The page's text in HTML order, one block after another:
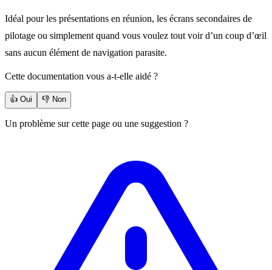
Idéal pour les présentations en réunion, les écrans secondaires de
pilotage ou simplement quand vous voulez tout voir d’un coup d’œil
sans aucun élément de navigation parasite.
Cette documentation vous a-t-elle aidé ?
👍 Oui 👎 Non
Un problème sur cette page ou une suggestion ?